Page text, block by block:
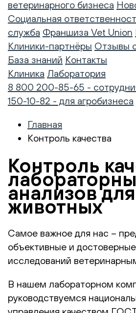
ветеринарного бизнеса
Социальная
служба Франшиза Vet Union
Клиники-партнёры Отзывы
База знаний Контакты
Клиника Лаборатория
8 800 200-85-65 -
150-10-82 - для агробизнеса
Главная
Контроль качества
Контроль
анализов для
животных
Самое важное для нас –
объективные и
исследований
В нашем лабораторном
руководствуемся